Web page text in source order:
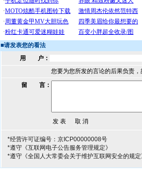
■请发表您的看法
用 户：
您要为您所发的言论的后果负责，
留 言：
*经营许可证编号：京ICP00000008号
*遵守《互联网电子公告服务管理规定》
*遵守《全国人大常委会关于维护互联网安全的规定